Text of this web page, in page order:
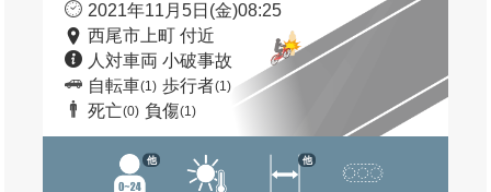
2021年11月5日(金)08:25
西尾市上町 付近
人対車両 小破事故
自転車(1) 歩行者(1)
死亡(0) 負傷(1)
他 他